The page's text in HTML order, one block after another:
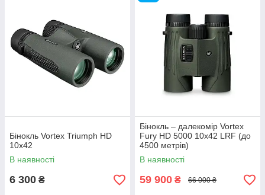
Бінокль Vortex Triumph HD
10х42
В наявності
6 300 ₴
Бінокль – далекомір Vortex
Fury HD 5000 10х42 LRF (до
4500 метрів)
В наявності
59 900 ₴ 66 000 ₴